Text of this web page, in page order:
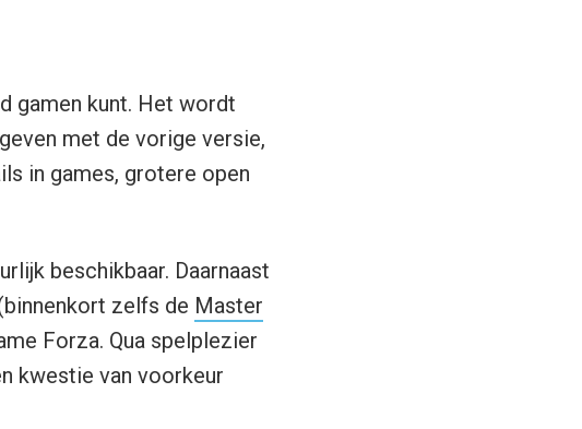
gamen kunt. Het wordt
met de vorige versie,
in games, grotere open
beschikbaar. Daarnaast
zelfs de Master
Forza. Qua spelplezier
kwestie van voorkeur